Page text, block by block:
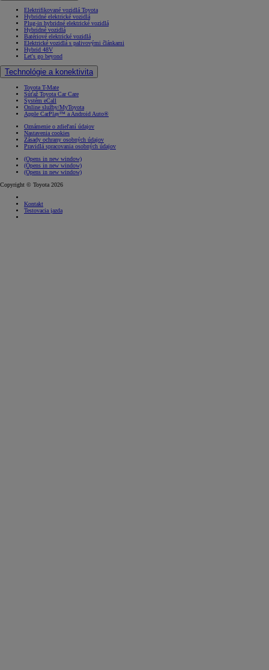
Elektrifikované vozidlá Toyota
Hybridné elektrické vozidlá
Plug-in hybridné elektrické vozidlá
Hybridné vozidlá
Batériové elektrické vozidlá
Elektrické vozidlá s palivovými článkami
Hybrid 48V
Let's go beyond
Technológie a konektivita
Toyota T-Mate
Súťaž Toyota Car Care
Systém eCall
Online služby/MyToyota
Apple CarPlay™ a Android Auto®
Oznámenie o zdieľaní údajov
Nastavenia cookies
Zásady ochrany osobných údajov
Pravidlá spracovania osobných údajov
(Opens in new window)
(Opens in new window)
(Opens in new window)
Copyright © Toyota 2026
Kontakt
Testovacia jazda